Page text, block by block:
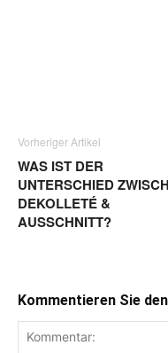
Vorheriger Artikel
WAS IST DER
UNTERSCHIED
DEKOLLETÉ &
AUSSCHNITT?
Kommentieren Sie